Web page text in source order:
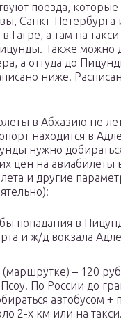
поезда, которые
Санкт-Петербурга
Гагре, а там на
Также можно
а оттуда до
ниже.
в Абхазию не
находится в
нужно
цен на авиабилеты
и другие
попадания в
и ж/д вокзала
(маршрутке) – 120
По России до
автобусом +
2-х км или на такси.